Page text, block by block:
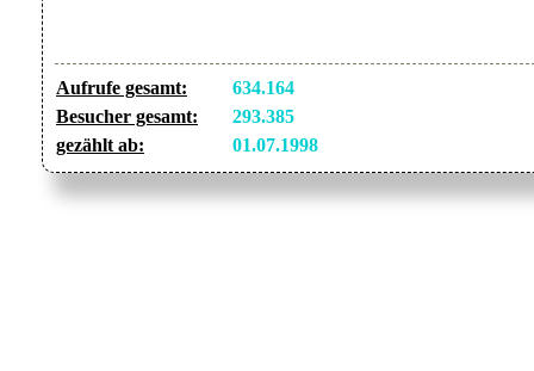
Aufrufe gesamt:
634.164
Besucher gesamt:
293.385
gezählt ab:
01.07.1998